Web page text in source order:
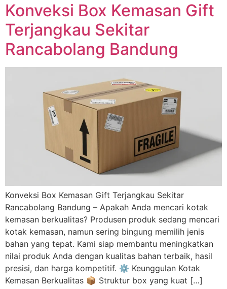
Konveksi Box Kemasan Gift
Terjangkau Sekitar
Rancabolang Bandung
Konveksi Box Kemasan Gift Terjangkau Sekitar
Rancabolang Bandung – Apakah Anda mencari kotak
kemasan berkualitas? Produsen produk sedang mencari
kotak kemasan, namun sering bingung memilih jenis
bahan yang tepat. Kami siap membantu meningkatkan
nilai produk Anda dengan kualitas bahan terbaik, hasil
presisi, dan harga kompetitif. ⚙️ Keunggulan Kotak
Kemasan Berkualitas 📦 Struktur box yang kuat […]